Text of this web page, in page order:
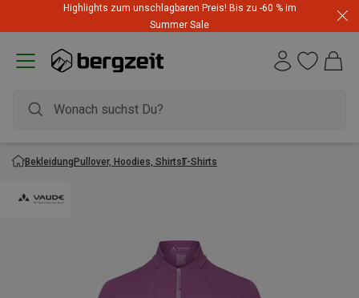
Highlights zum unschlagbaren Preis! Bis zu -60 % im
Summer Sale
BekleidungPullover, Hoodies, ShirtsT-Shirts